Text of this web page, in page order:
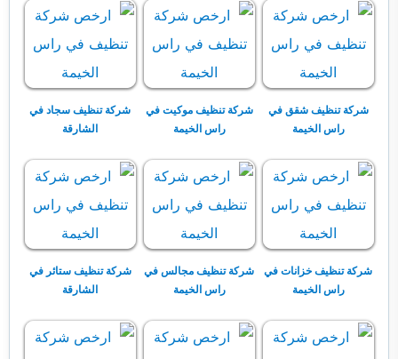
شركة تنظيف شقق في
راس الخيمة
شركة تنظيف موكيت في
راس الخيمة
شركة تنظيف سجاد في
الشارقة
شركة تنظيف خزانات في
راس الخيمة
شركة تنظيف مجالس في
راس الخيمة
شركة تنظيف ستائر في
الشارقة